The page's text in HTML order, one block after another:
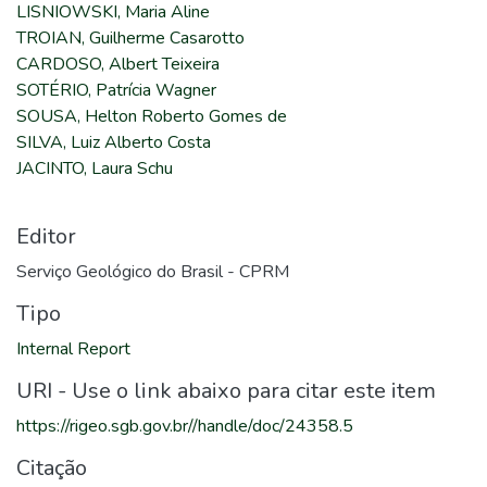
LISNIOWSKI, Maria Aline
TROIAN, Guilherme Casarotto
CARDOSO, Albert Teixeira
SOTÉRIO, Patrícia Wagner
SOUSA, Helton Roberto Gomes de
SILVA, Luiz Alberto Costa
JACINTO, Laura Schu
Editor
Serviço Geológico do Brasil - CPRM
Tipo
Internal Report
URI - Use o link abaixo para citar este item
https://rigeo.sgb.gov.br//handle/doc/24358.5
Citação